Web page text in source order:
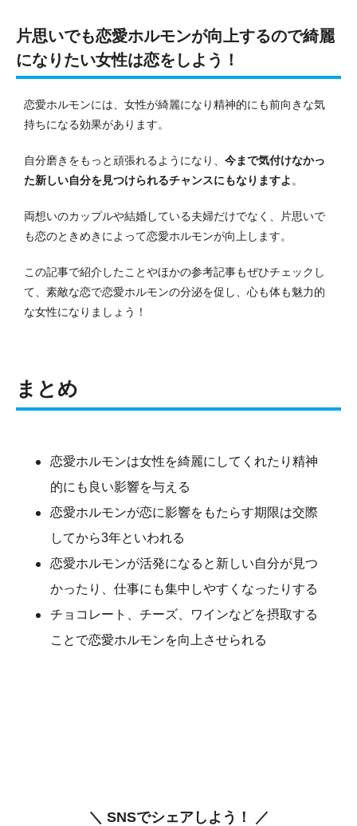
片思いでも恋愛ホルモンが向上するので綺麗
になりたい女性は恋をしよう！
恋愛ホルモンには、女性が綺麗になり精神的にも前向きな気
持ちになる効果があります。
自分磨きをもっと頑張れるようになり、 今まで気付けなかっ
た新しい自分を見つけられるチャンスにもなりますよ。
両想いのカップルや結婚している夫婦だけでなく、片思いで
も恋のときめきによって恋愛ホルモンが向上します。
この記事で紹介したことやほかの参考記事もぜひチェックし
て、素敵な恋で恋愛ホルモンの分泌を促し、心も体も魅力的
な女性になりましょう！
まとめ
恋愛ホルモンは女性を綺麗にしてくれたり精神
的にも良い影響を与える
恋愛ホルモンが恋に影響をもたらす期限は交際
してから3年といわれる
恋愛ホルモンが活発になると新しい自分が見つ
かったり、仕事にも集中しやすくなったりする
チョコレート、チーズ、ワインなどを摂取する
ことで恋愛ホルモンを向上させられる
＼ SNSでシェアしよう！ ／